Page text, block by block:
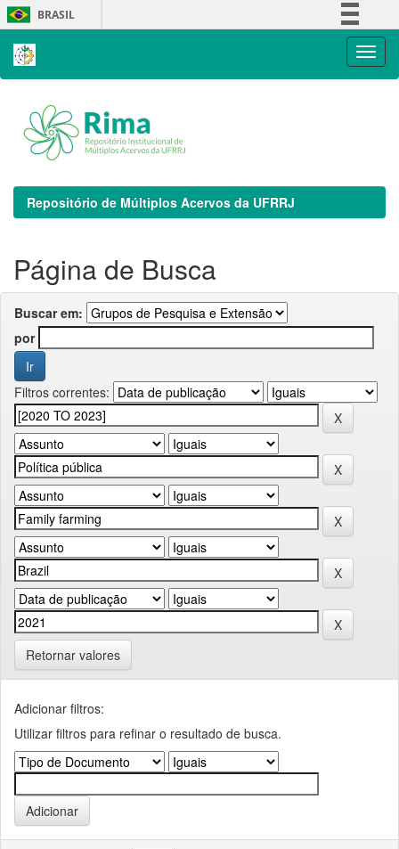
Skip
navigation
BRASIL
Repositório de Múltiplos Acervos da UFRRJ
Página de Busca
Buscar em:
por
Filtros correntes:
Retornar valores
Adicionar filtros:
Utilizar filtros para refinar o resultado de busca.